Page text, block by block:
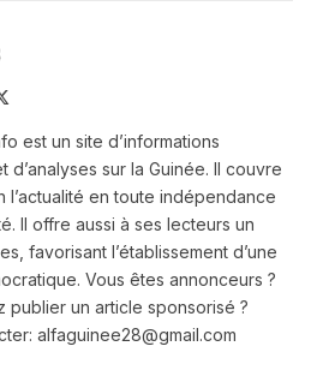
est un site d’informations
d’analyses sur la Guinée. Il couvre
l’actualité en toute indépendance
Il offre aussi à ses lecteurs un
favorisant l’établissement d’une
Vous êtes annonceurs ?
publier un article sponsorisé ?
alfaguinee28@gmail.com